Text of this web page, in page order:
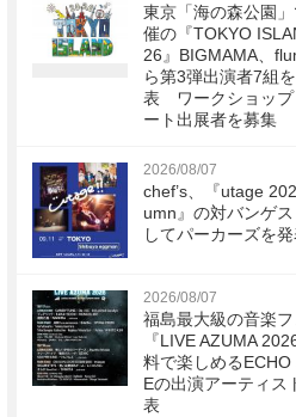
東京「海の森公園」
催の『TOKYO
26』BIGMAMA、
ら第3弾出演者7組
表 ワークショップ
ート出展者を募集
2026/08/07
chef’s、『utage
umn』の対バンゲス
してパーカーズを発
2026/08/07
福島最大級の音楽フ
『LIVE AZUMA
料で楽しめるECHO
Eの出演アーティス
表